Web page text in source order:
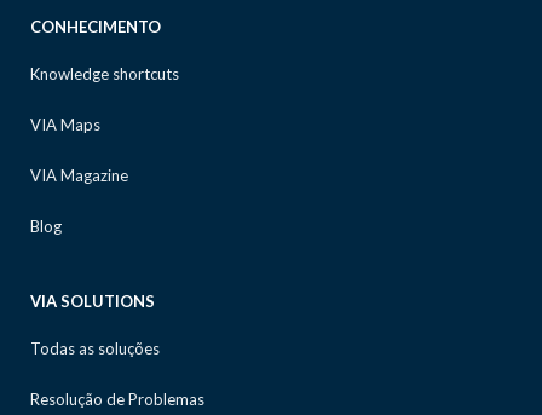
CONHECIMENTO
Knowledge shortcuts
VIA Maps
VIA Magazine
Blog
VIA SOLUTIONS
Todas as soluções
Resolução de Problemas